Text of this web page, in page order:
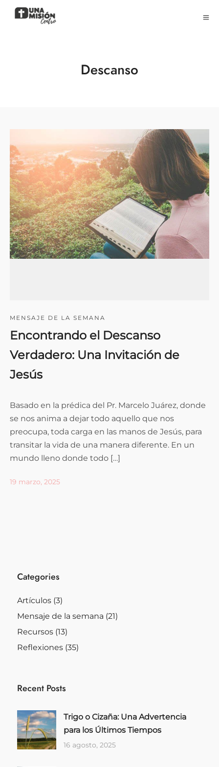
Descanso
MENSAJE DE LA SEMANA
Encontrando el Descanso
Verdadero: Una Invitación de
Jesús
Basado en la prédica del Pr. Marcelo Juárez, donde
se nos anima a dejar todo aquello que nos
preocupa, toda carga en las manos de Jesús, para
transitar la vida de una manera diferente. En un
mundo lleno donde todo […]
19 marzo, 2025
Categories
Artículos (3)
Mensaje de la semana (21)
Recursos (13)
Reflexiones (35)
Recent Posts
Trigo o Cizaña: Una Advertencia
para los Últimos Tiempos
16 agosto, 2025